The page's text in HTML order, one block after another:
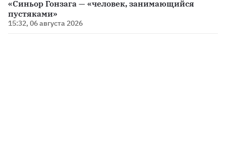
«Синьор Гонзага — «человек, занимающийся
пустяками»
15:32, 06 августа 2026